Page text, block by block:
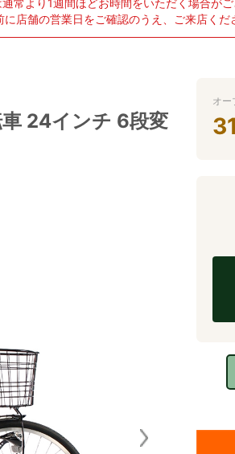
常より1週間ほどお時間をいただく場合がご
店舗の営業日をご確認のうえ、ご来店くだ
24インチ 6段変
オー